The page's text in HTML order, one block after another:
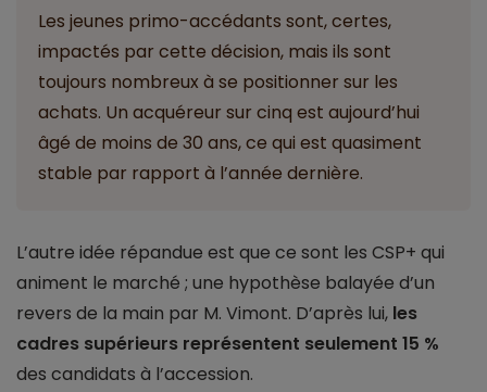
Les jeunes primo-accédants sont, certes,
impactés par cette décision, mais ils sont
toujours nombreux à se positionner sur les
achats. Un acquéreur sur cinq est aujourd’hui
âgé de moins de 30 ans, ce qui est quasiment
stable par rapport à l’année dernière.
L’autre idée répandue est que ce sont les CSP+ qui
animent le marché ; une hypothèse balayée d’un
revers de la main par M. Vimont. D’après lui, les
cadres supérieurs représentent seulement 15 %
des candidats à l’accession.